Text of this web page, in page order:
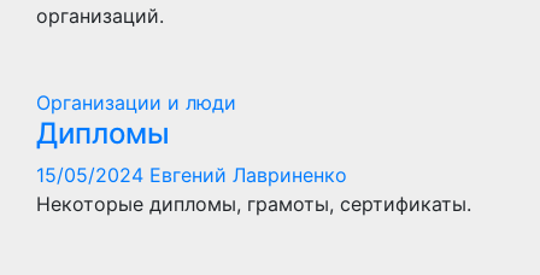
организаций.
Организации и люди
Дипломы
15/05/2024 Евгений Лавриненко
Некоторые дипломы, грамоты, сертификаты.